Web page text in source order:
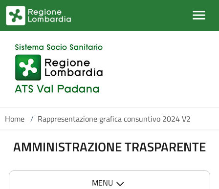
Salta al contenuto principale
Home / Rappresentazione grafica consuntivo 2024 V2
AMMINISTRAZIONE TRASPARENTE
MENU